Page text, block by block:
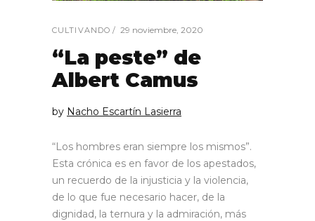
CULTIVANDO 29 noviembre, 2020
“La peste” de
Albert Camus
by Nacho Escartín Lasierra
“Los hombres eran siempre los mismos”.
Esta crónica es en favor de los apestados,
un recuerdo de la injusticia y la violencia,
de lo que fue necesario hacer, de la
dignidad, la ternura y la admiración, más